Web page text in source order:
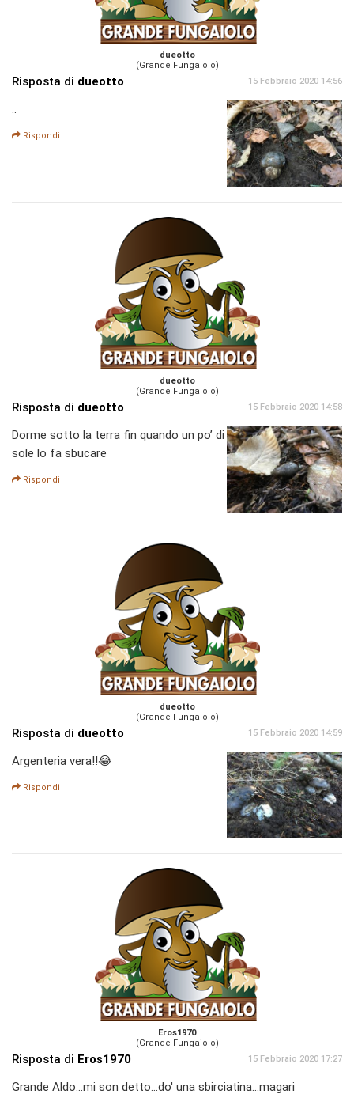
dueotto
(Grande Fungaiolo)
Risposta di dueotto 15 Febbraio 2020 14:56
..
Rispondi
dueotto
(Grande Fungaiolo)
Risposta di dueotto 15 Febbraio 2020 14:58
Dorme sotto la terra fin quando un po’ di
sole lo fa sbucare
Rispondi
dueotto
(Grande Fungaiolo)
Risposta di dueotto 15 Febbraio 2020 14:59
Argenteria vera!!😂
Rispondi
Eros1970
(Grande Fungaiolo)
Risposta di Eros1970 15 Febbraio 2020 17:27
Grande Aldo...mi son detto...do' una sbirciatina...magari